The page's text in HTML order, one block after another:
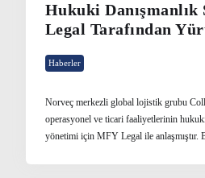
Hukuki
Legal Tarafından
Haberler
Norveç merkezli global lojistik grubu
operasyonel ve ticari faaliyetlerinin hukuki
yönetimi için MFY Legal ile anlaşmıştır.